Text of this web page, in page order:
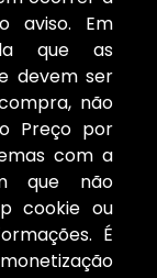
aviso. Em
que as
devem ser
não
Preço por
com a
que não
cookie ou
É